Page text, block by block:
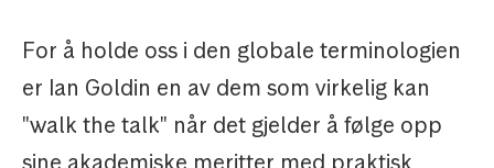
For å holde oss i den globale terminologien
er Ian Goldin en av dem som virkelig kan
"walk the talk" når det gjelder å følge opp